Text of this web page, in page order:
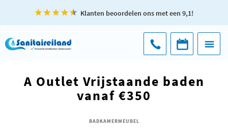
Klanten beoordelen ons met een 9,1!
A Outlet Vrijstaande baden
vanaf €350
BADKAMERMEUBEL